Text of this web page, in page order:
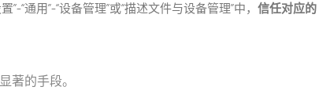
“通用”-“设备管理”或“描述文件与设备管理”中， 信任对应的
著的手段。